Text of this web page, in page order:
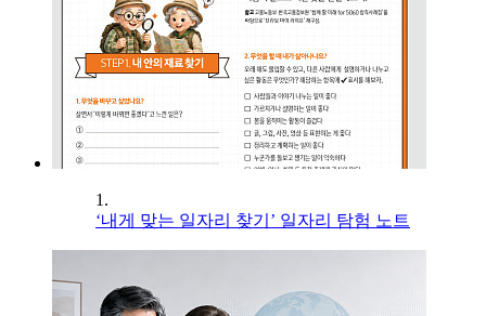
1.
‘내게 맞는 일자리 찾기’ 일자리 탐험 노트